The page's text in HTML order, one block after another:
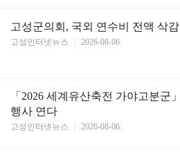
고성군의회, 국외 연수비 전액 삭감
고성인터넷뉴스 2026-08-06
「2026 세계유산축전 가야고분군」
행사 연다
고성인터넷뉴스 2026-08-06